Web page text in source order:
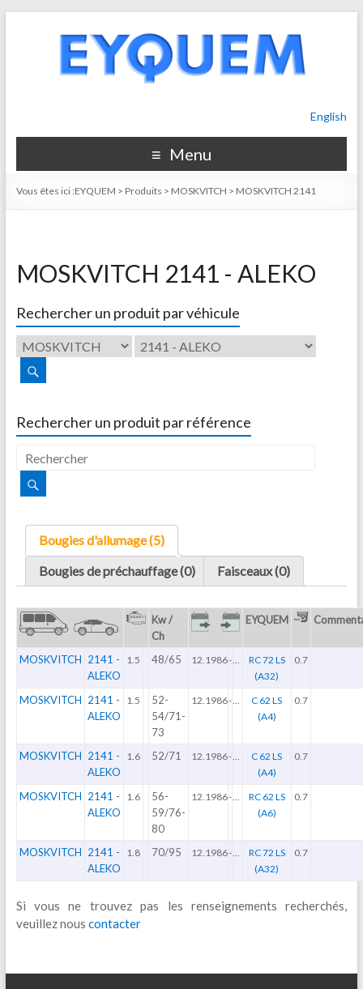
English
Menu
Vous êtes ici :EYQUEM > Produits > MOSKVITCH > MOSKVITCH 2141
MOSKVITCH 2141 - ALEKO
Rechercher un produit par véhicule
Rechercher un produit par référence
Bougies d'allumage (5)
Bougies de préchauffage (0)
Faisceaux (0)
Kw /
Ch
EYQUEM
MOSKVITCH 2141 -
ALEKO
1.5 48/65 12.1986-
RC 72 LS
(A32)
0.7
MOSKVITCH 2141 -
ALEKO
1.5
52-
54/71-
73
12.1986-
C 62 LS
(A4)
0.7
MOSKVITCH 2141 -
ALEKO
1.6 52/71 12.1986-
C 62 LS
(A4)
0.7
MOSKVITCH 2141 -
ALEKO
1.6
56-
59/76-
80
12.1986-
RC 62 LS
(A6)
0.7
MOSKVITCH 2141 -
ALEKO
1.8 70/95 12.1986-
RC 72 LS
(A32)
0.7
Si vous ne trouvez pas les renseignements recherchés,
veuillez nous contacter